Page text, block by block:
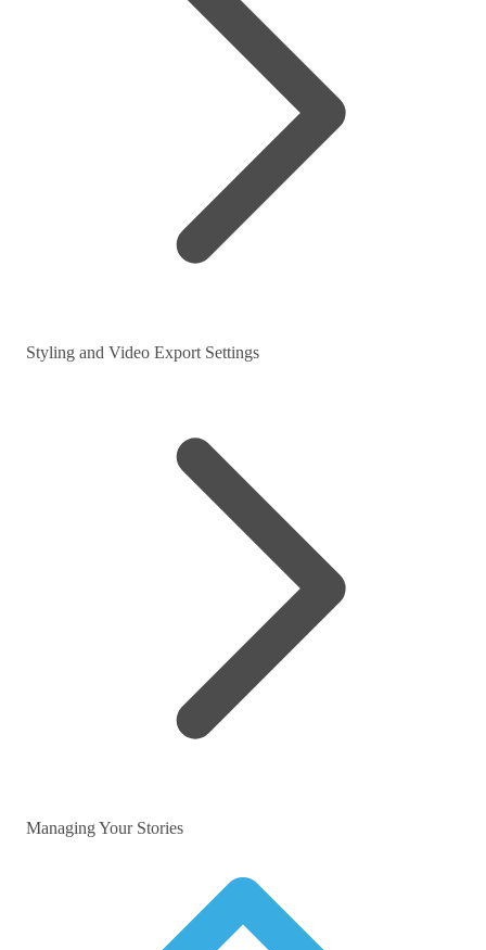
Styling and Video Export Settings
Managing Your Stories